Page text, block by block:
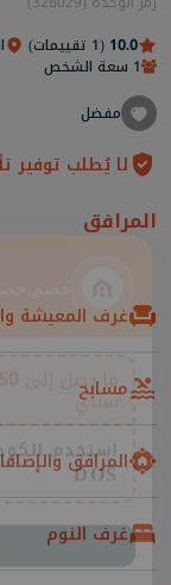
10.0 (1 تقييمات)
1 سعة الشخص
مفضل
لا يُطلب توفير
المرافق
غرف المعيشة
مسابح
المرافق
غرف النوم
ما يصل إلى
ستاي
استخدم
DOS